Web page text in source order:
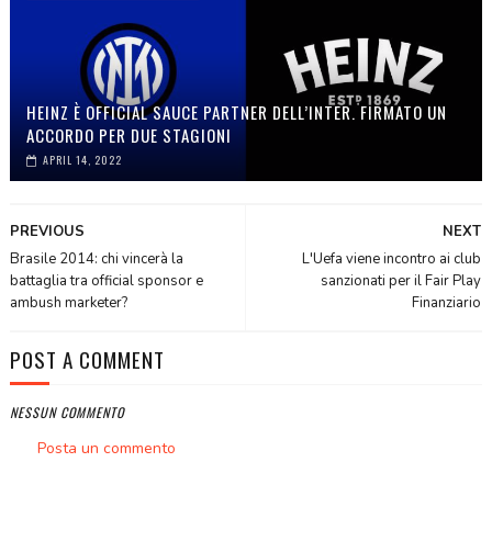
HEINZ È OFFICIAL SAUCE PARTNER DELL’INTER. FIRMATO UN
ACCORDO PER DUE STAGIONI
APRIL 14, 2022
NEXT
L'Uefa viene incontro ai club
sanzionati per il Fair Play
Finanziario
PREVIOUS
Brasile 2014: chi vincerà la
battaglia tra official sponsor e
ambush marketer?
POST A COMMENT
NESSUN COMMENTO
Posta un commento